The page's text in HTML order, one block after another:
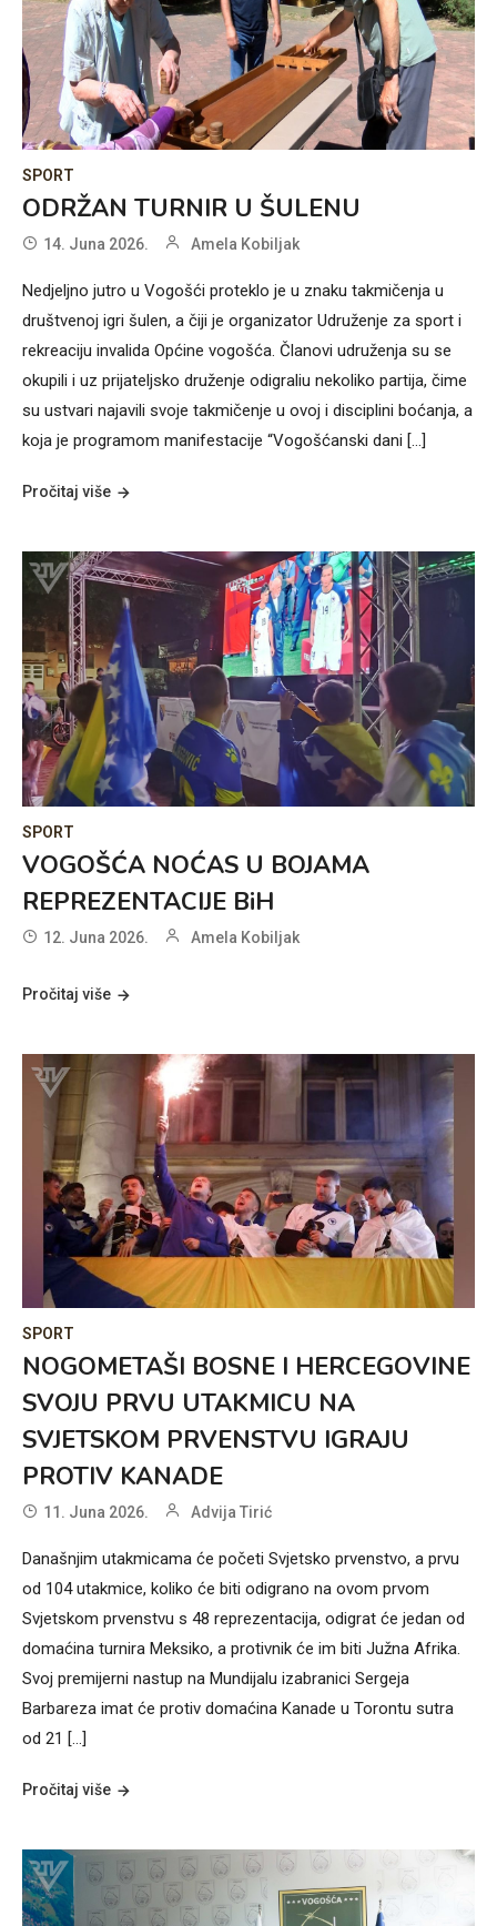
SPORT
ODRŽAN TURNIR U ŠULENU
14. Juna 2026. Amela Kobiljak
Nedjeljno jutro u Vogošći proteklo je u znaku takmičenja u
društvenoj igri šulen, a čiji je organizator Udruženje za sport i
rekreaciju invalida Općine vogošća. Članovi udruženja su se
okupili i uz prijateljsko druženje odigraliu nekoliko partija, čime
su ustvari najavili svoje takmičenje u ovoj i disciplini boćanja, a
koja je programom manifestacije “Vogošćanski dani […]
Pročitaj više
SPORT
VOGOŠĆA NOĆAS U BOJAMA
REPREZENTACIJE BiH
12. Juna 2026. Amela Kobiljak
Pročitaj više
SPORT
NOGOMETAŠI BOSNE I HERCEGOVINE
SVOJU PRVU UTAKMICU NA
SVJETSKOM PRVENSTVU IGRAJU
PROTIV KANADE
11. Juna 2026. Advija Tirić
Današnjim utakmicama će početi Svjetsko prvenstvo, a prvu
od 104 utakmice, koliko će biti odigrano na ovom prvom
Svjetskom prvenstvu s 48 reprezentacija, odigrat će jedan od
domaćina turnira Meksiko, a protivnik će im biti Južna Afrika.
Svoj premijerni nastup na Mundijalu izabranici Sergeja
Barbareza imat će protiv domaćina Kanade u Torontu sutra
od 21 […]
Pročitaj više